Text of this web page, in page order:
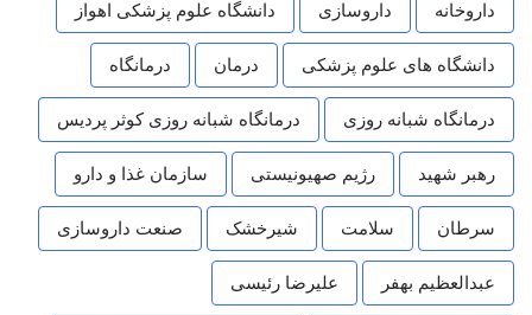
داروخانه داروسازی دانشگاه علوم پزشکی اهواز
دانشگاه های علوم پزشکی درمان درمانگاه
درمانگاه شبانه روزی درمانگاه شبانه روزی کوثر پردیس
رهبر شهید رژیم صهیونیستی سازمان غذا و دارو
سرطان سلامت شیرخشک صنعت داروسازی
عبدالعظیم بهفر علیرضا رئیسی